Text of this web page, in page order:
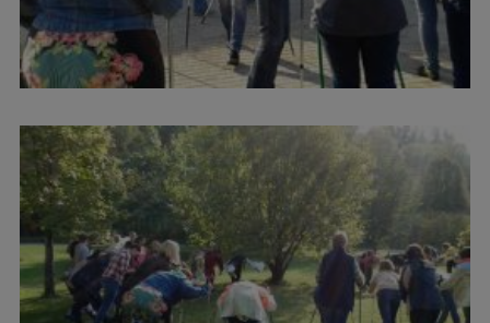
Doktorantūras skola
Pētniecības pakalpojumi
Zinātnieku brokastis
Vertikāli integrētie projekti
Zinātniskās konferences
Inovāciju centrs